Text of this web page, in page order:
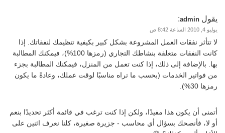
يقول admin
:
يوليو 4, 2010 الساعة 8:42 ص
لا تتأثر نفقات العمل المشروعة بشكل كبير بكيفية تنظيمك لنفقاتك. إذا
كانت النفقات متعلقة بنشاطك التجاري (رمزها 100%)، فيمكنك المطالبة
بها. بالإضافة إلى ذلك، إذا كنت تعمل من المنزل، فيمكنك المطالبة بجزء
من فواتير الخدمات (بحسب ما تراه مناسبًا لوقت عملك، وعادةً ما يكون
رمزها 30%).
أتمنى أن يكون هذا مفيدًا، ولكن إذا كنت ترغب في قائمة أكثر تحديدًا بنعم
أو لا، فأنصحك بسؤال أي محاسب - جزيرة صغيرة، كلنا نعرف اثنين على